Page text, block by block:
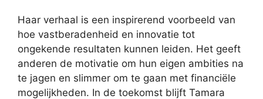
Haar verhaal is een inspirerend voorbeeld van
hoe vastberadenheid en innovatie tot
ongekende resultaten kunnen leiden. Het geeft
anderen de motivatie om hun eigen ambities na
te jagen en slimmer om te gaan met financiële
mogelijkheden. In de toekomst blijft Tamara